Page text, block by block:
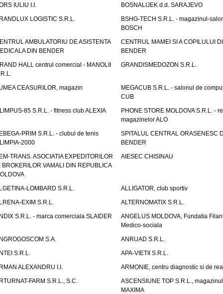
IULIU I.I.
BOSNALIJEK d.d. SARAJEVO
LOGISTIC S.R.L.
BSHG-TECH S.R.L. - magazinul-
BOSCH
AMBULATORIU DE ASISTENTA
DIN BENDER
CENTRUL MAMEI SI A COPILULUI
BENDER
HALL centrul comercial - MANOLII
GRANDISMEDOZON S.R.L.
CEASURILOR, magazin
MEGACUB S.R.L. - salonul de
CUB
85 S.R.L. - fitness club ALEXIA
PHONE STORE MOLDOVA S.R.L. -
magazinelor ALO
PRIM S.R.L. - clubul de tenis
2000
SPITALUL CENTRAL ORASENESC
BENDER
TRANS. ASOCIATIA EXPEDITORILOR
BROKERILOR VAMALI DIN REPUBLICA
AIESEC CHISINAU
LOMBARD S.R.L.
ALLIGATOR, club sportiv
EXIM S.R.L.
ALTERNOMATIX S.R.L.
S.R.L. - marca comerciala SLAIDER
ANGELUS MOLDOVA, Fundatia
Medico-sociala
S.A.
ANRUAD S.R.L.
S.R.L.
APA-VIETII S.R.L.
ALEXANDRU I.I.
ARMONIE, centru diagnostic si de
FARM S.R.L., S.C.
ASCENSIUNE TOP S.R.L., magazinul
MAXIMA